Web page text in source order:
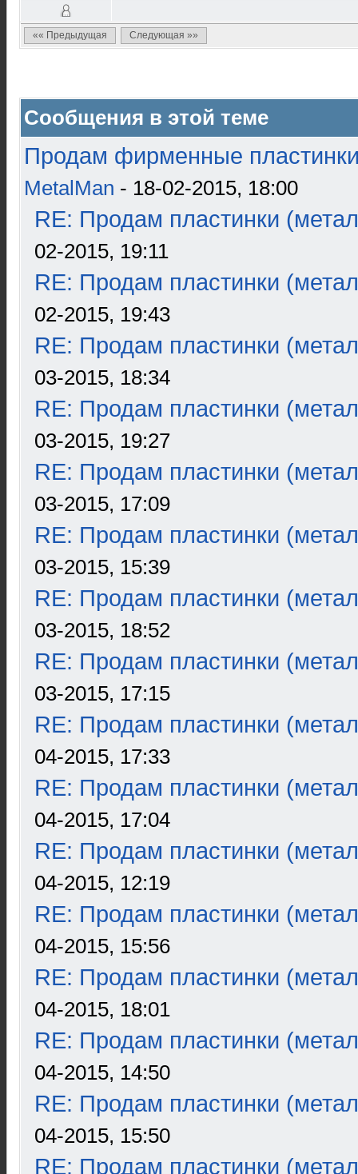
«« Предыдущая Следующая »»
Сообщения в этой теме
Продам фирменные
MetalMan - 18-02-2015, 18:00
RE: Продам пластинки
02-2015, 19:11
RE: Продам пластинки
02-2015, 19:43
RE: Продам пластинки
03-2015, 18:34
RE: Продам пластинки
03-2015, 19:27
RE: Продам пластинки
03-2015, 17:09
RE: Продам пластинки
03-2015, 15:39
RE: Продам пластинки
03-2015, 18:52
RE: Продам пластинки
03-2015, 17:15
RE: Продам пластинки
04-2015, 17:33
RE: Продам пластинки
04-2015, 17:04
RE: Продам пластинки
04-2015, 12:19
RE: Продам пластинки
04-2015, 15:56
RE: Продам пластинки
04-2015, 18:01
RE: Продам пластинки
04-2015, 14:50
RE: Продам пластинки
04-2015, 15:50
RE: Продам пластинки